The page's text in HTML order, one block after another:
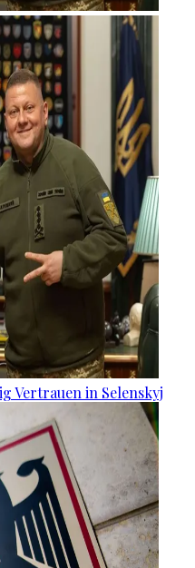
Vertrauen in Selenskyj